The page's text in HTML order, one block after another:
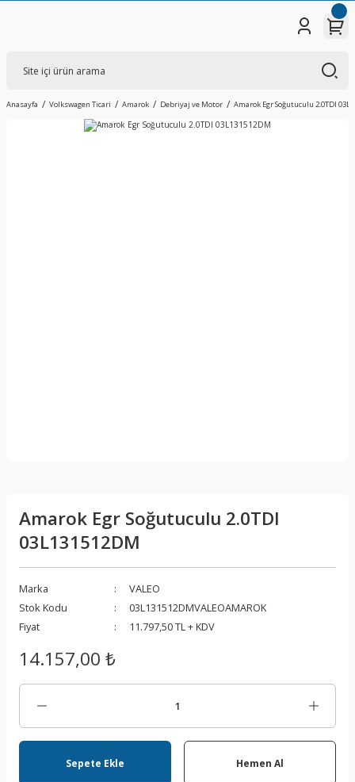
Anasayfa Volkswagen Ticari Amarok Debriyaj ve Motor Amarok Egr Soğutuculu 2.0TDI
Amarok Egr Soğutuculu 2.0TDI
03L131512DM
Marka
VALEO
Stok Kodu
03L131512DMVALEOAMAROK
Fiyat
11.797,50 TL + KDV
14.157,00 ₺
Sepete Ekle Hemen Al